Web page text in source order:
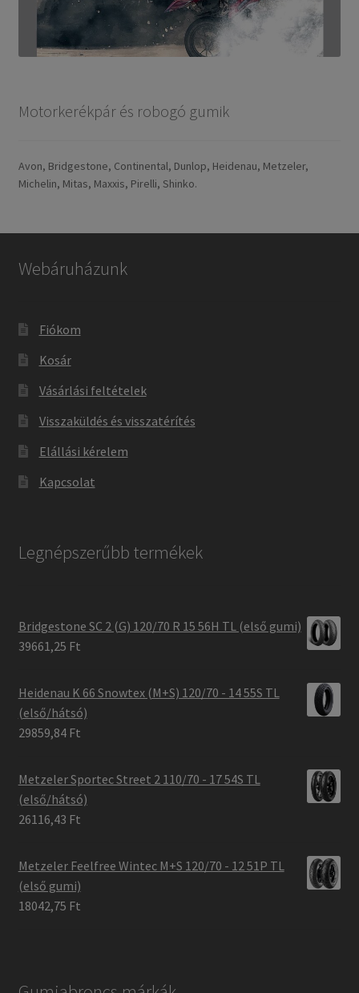
Motorkerékpár és robogó gumik
Avon, Bridgestone, Continental, Dunlop, Heidenau, Metzeler,
Michelin, Mitas, Maxxis, Pirelli, Shinko.
Webáruházunk
Fiókom
Kosár
Vásárlási feltételek
Visszaküldés és visszatérítés
Elállási kérelem
Kapcsolat
Legnépszerűbb termékek
Bridgestone SC 2 (G) 120/70 R 15 56H TL (első gumi)
39661,25 Ft
Heidenau K 66 Snowtex (M+S) 120/70 - 14 55S TL
(első/hátsó)
29859,84 Ft
Metzeler Sportec Street 2 110/70 - 17 54S TL
(első/hátsó)
26116,43 Ft
Metzeler Feelfree Wintec M+S 120/70 - 12 51P TL
(első gumi)
18042,75 Ft